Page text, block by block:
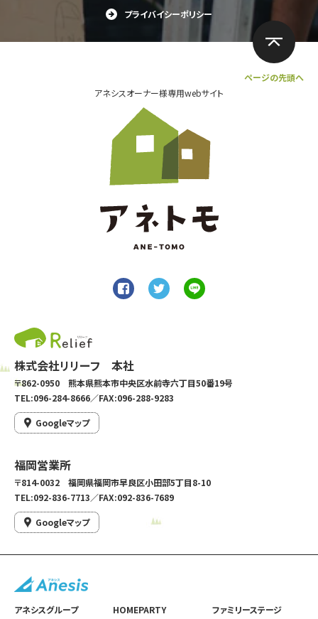
プライバイシーポリシー
アネシスオーナー様専用webサイト
株式会社リリーフ 本社
〒862-0950 熊本県熊本市中央区水前寺六丁目50番19号
TEL:096-284-8666／FAX:096-288-9283
Googleマップ
福岡営業所
〒814-0032 福岡県福岡市早良区小田部5丁目8-10
TEL:092-836-7713／FAX:092-836-7689
Googleマップ
アネシスグループ HOMEPARTY ファミリーステージ
ページの先頭へ